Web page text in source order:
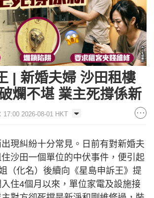
| 新婚夫婦 沙田租樓
爛不堪 業主死撐係新
17:00 2026-08-01 HKT
現糾紛十分常見。日前有對新婚夫
沙田一個單位的中伏事件，便引起
（化名）後續向《星島申訴王》提
住4個月以來，單位家電及設施接